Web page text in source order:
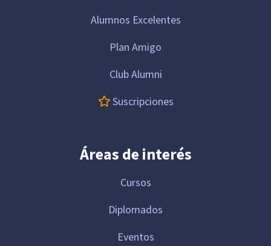
Alumnos Excelentes
Plan Amigo
Club Alumni
Suscripciones
Áreas de interés
Cursos
Diplomados
Eventos